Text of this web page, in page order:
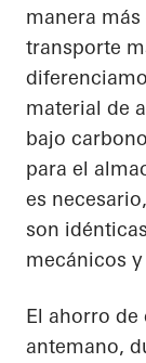
manera
transporte
material de
bajo
para el
es
son
mecánicos
El ahorro de
antemano,